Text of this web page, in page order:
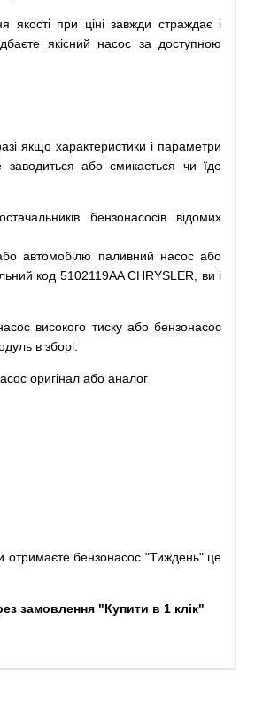
якості при ціні завжди страждає і
якісний насос за доступною
якщо характеристики і параметри
заводиться або смикається чи їде
бензонасосів відомих
автомобілю паливний насос або
код 5102119AA CHRYSLER, ви і
високого тиску або бензонасос
в зборі
оригінал або аналог
отримаєте бензонасос "Тиждень" це
замовлення "Купити в 1 клік"